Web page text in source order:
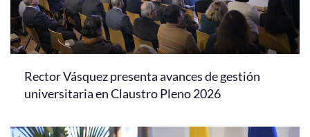
Rector Vásquez presenta avances de gestión
universitaria en Claustro Pleno 2026